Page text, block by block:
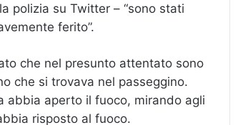
polizia su Twitter – “sono stati
ferito”.
che nel presunto attentato sono
che si trovava nel passeggino.
abbia aperto il fuoco, mirando agli
risposto al fuoco.